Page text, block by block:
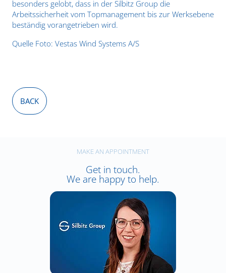
besonders gelobt, dass in der Silbitz Group die
Arbeitssicherheit vom Topmanagement bis zur Werksebene
beständig vorangetrieben wird.
Quelle Foto: Vestas Wind Systems A/S
BACK
MAKE AN APPOINTMENT
Get in touch.
We are happy to help.